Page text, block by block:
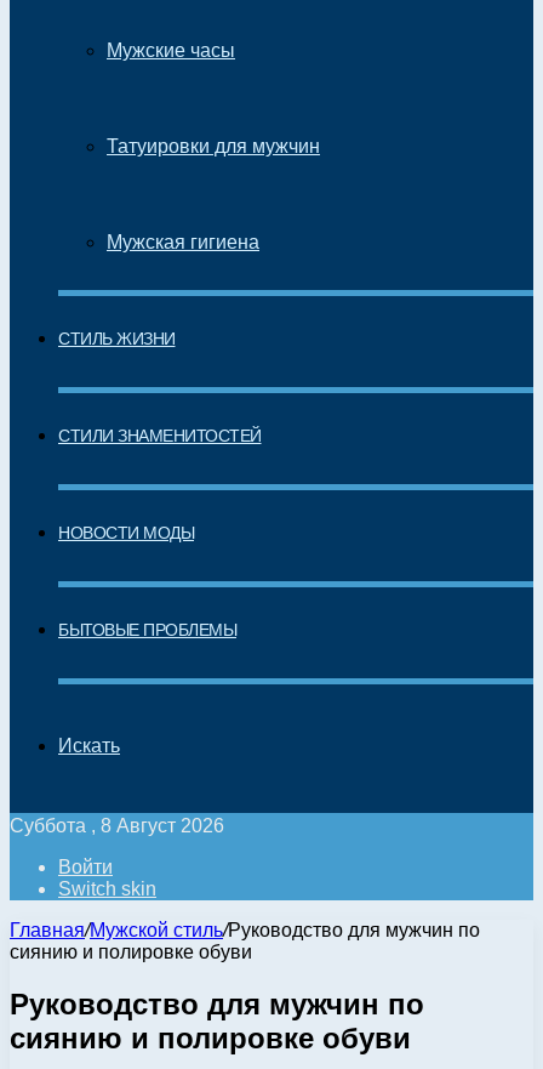
Мужские часы
Татуировки для мужчин
Мужская гигиена
СТИЛЬ ЖИЗНИ
СТИЛИ ЗНАМЕНИТОСТЕЙ
НОВОСТИ МОДЫ
БЫТОВЫЕ ПРОБЛЕМЫ
Искать
Суббота , 8 Август 2026
Войти
Switch skin
Главная/Мужской стиль/Руководство для мужчин по
сиянию и полировке обуви
Руководство для мужчин по
сиянию и полировке обуви